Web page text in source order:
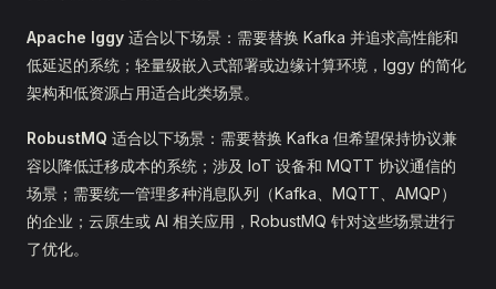
Apache Iggy 适合以下场景：需要替换 Kafka 并追求高性能和
低延迟的系统；轻量级嵌入式部署或边缘计算环境，Iggy 的简化
架构和低资源占用适合此类场景。
RobustMQ 适合以下场景：需要替换 Kafka 但希望保持协议兼
容以降低迁移成本的系统；涉及 IoT 设备和 MQTT 协议通信的
场景；需要统一管理多种消息队列（Kafka、MQTT、AMQP）
的企业；云原生或 AI 相关应用，RobustMQ 针对这些场景进行
了优化。